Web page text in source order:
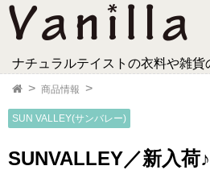
ナチュラルテイストの衣料や雑貨
商品情報
SUN VALLEY(サンバレー)
SUNVALLEY／新入荷